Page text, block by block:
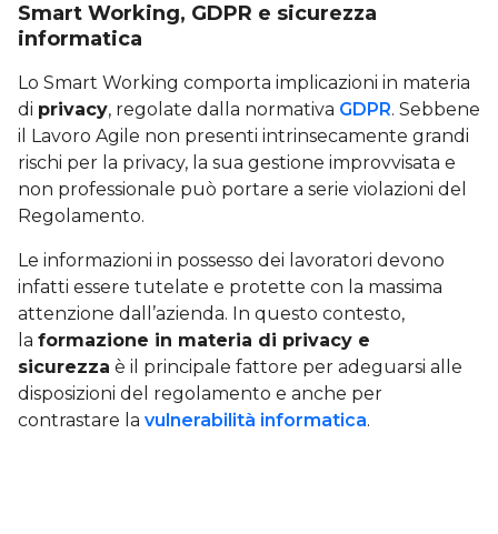
Smart Working, GDPR e sicurezza
informatica
Lo Smart Working comporta implicazioni in materia
di privacy, regolate dalla normativa GDPR. Sebbene
il Lavoro Agile non presenti intrinsecamente grandi
rischi per la privacy, la sua gestione improvvisata e
non professionale può portare a serie violazioni del
Regolamento.
Le informazioni in possesso dei lavoratori devono
infatti essere tutelate e protette con la massima
attenzione dall’azienda. In questo contesto,
la formazione in materia di privacy e
sicurezza è il principale fattore per adeguarsi alle
disposizioni del regolamento e anche per
contrastare la vulnerabilità informatica.